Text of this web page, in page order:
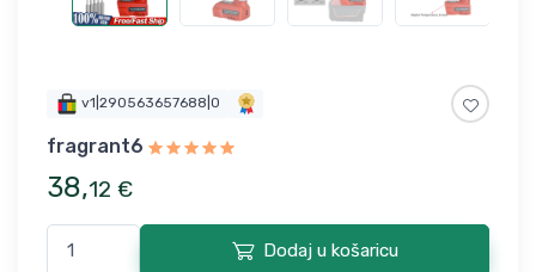
v1|290563657688|0
fragrant6
38,12 €
Dodaj u košaricu